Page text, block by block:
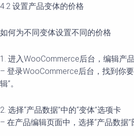
4.2 设置产品变体的价格
如何为不同变体设置不同的价格
1. 进入WooCommerce后台，编辑产品
– 登录WooCommerce后台，找到你
辑”。
2. 选择“产品数据”中的“变体”选项卡
– 在产品编辑页面中，选择“产品数据”